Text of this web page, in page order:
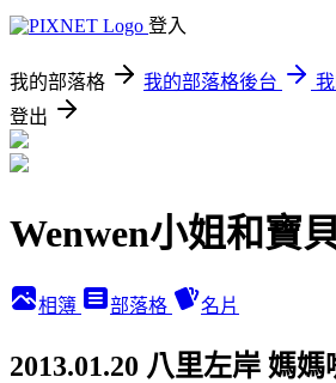
登入
我的部落格 我的部落格後台
登出
Wenwen小姐和寶
相簿 部落格 名片
2013.01.20 八里左岸 媽